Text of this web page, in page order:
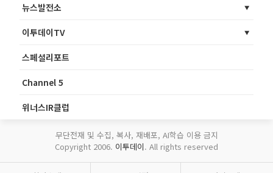
뉴스발전소
이투데이TV
스페셜리포트
Channel 5
위너스IR클럽
무단전재 및 수집, 복사, 재배포, AI학습 이용 금지
Copyright 2006. 이투데이. All rights reserved